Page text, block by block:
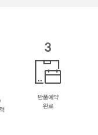
3
반품예약
완료